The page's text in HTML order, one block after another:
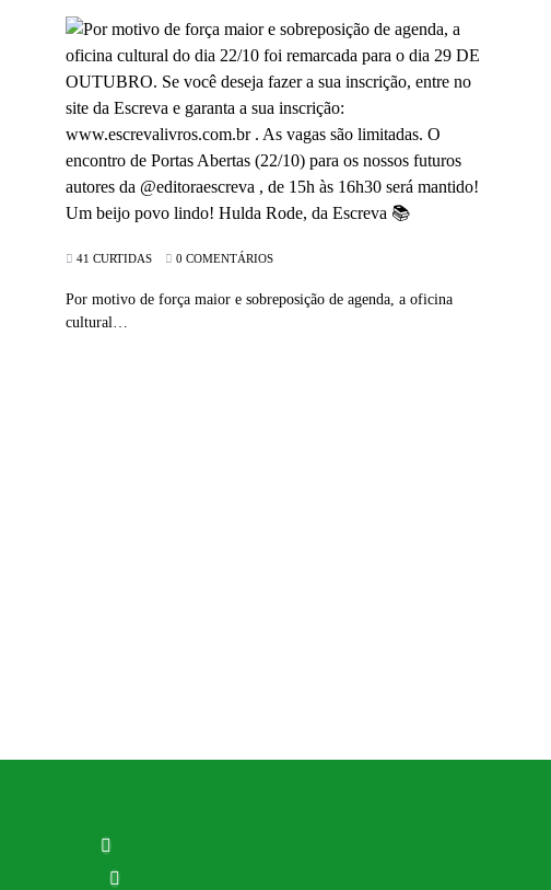
41 CURTIDAS 0 COMENTÁRIOS
Por motivo de força maior e sobreposição de agenda, a oficina
cultural…